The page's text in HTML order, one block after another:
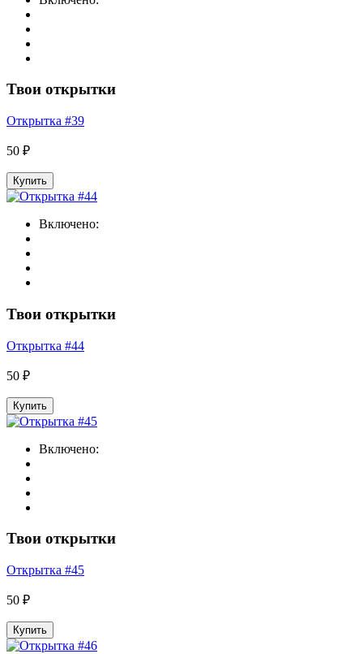
Твои открытки
Открытка #39
50 ₽
Купить
Включено:
Твои открытки
Открытка #44
50 ₽
Купить
Включено:
Твои открытки
Открытка #45
50 ₽
Купить